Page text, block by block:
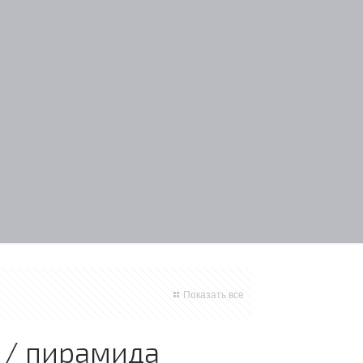
Показать все
/ пирамида